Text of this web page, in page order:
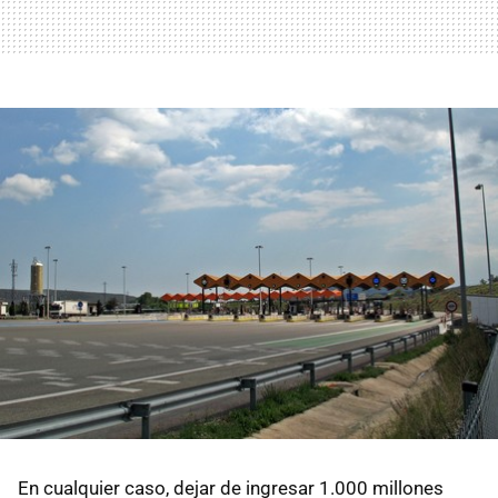
En cualquier caso, dejar de ingresar 1.000 millones